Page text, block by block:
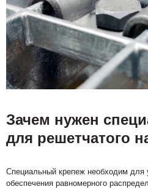
Зачем нужен
для решетчатого
Специальный крепеж необходим для
обеспечения равномерного